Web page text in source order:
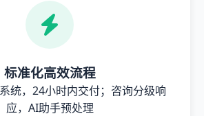
标准化高效流程
统，24小时内交付；咨询分级响
应，AI助手预处理